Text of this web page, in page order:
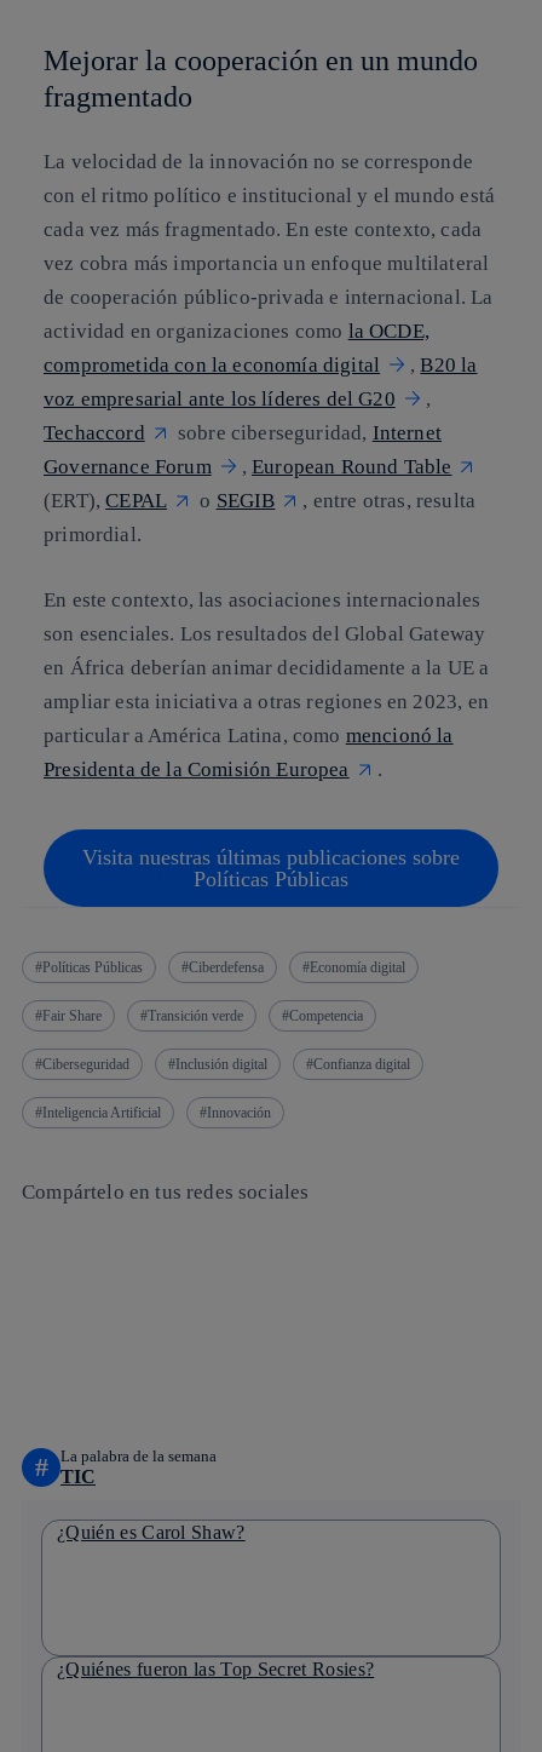
Mejorar la cooperación en un mundo
fragmentado
La velocidad de la innovación no se corresponde
con el ritmo político e institucional y el mundo está
cada vez más fragmentado. En este contexto, cada
vez cobra más importancia un enfoque multilateral
de cooperación público-privada e internacional. La
actividad en organizaciones como la OCDE,
comprometida con la economía digital
,B20 la
voz empresarial ante los líderes del G20
,
Techaccord
sobre ciberseguridad, Internet
Governance Forum
,European Round Table
(ERT),CEPAL o SEGIB
, entre otras, resulta
primordial.
En este contexto, las asociaciones internacionales
son esenciales. Los resultados del Global Gateway
en África deberían animar decididamente a la UE a
ampliar esta iniciativa a otras regiones en 2023, en
particular a América Latina, como mencionó la
Presidenta de la Comisión Europea
.
Visita nuestras últimas publicaciones sobre
Políticas Públicas
Políticas Públicas Ciberdefensa Economía digital
Fair Share Transición verde Competencia
Ciberseguridad Inclusión digital Confianza digital
Inteligencia Artificial Innovación
Compártelo en tus redes sociales
# La palabra de la semana
TIC
¿Quién es Carol Shaw?
¿Quiénes fueron las Top Secret Rosies?